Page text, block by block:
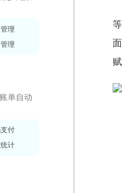
理
理
单自动
付
计